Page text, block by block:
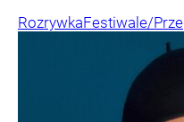
RozrywkaFestiwale/